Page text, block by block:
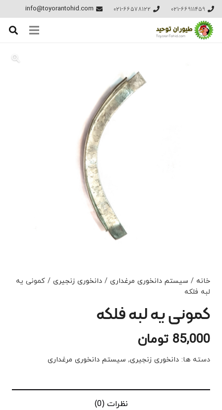
021-66911459
021-66578122
info@toyorantohid.com
خانه / سیستم دانخوری مرغداری / دانخوری زنجیری / کمونی یه
لبه فلکه
کمونی یه لبه فلکه
85,000 تومان
دسته ها: دانخوری زنجیری, سیستم دانخوری مرغداری
نظرات (0)